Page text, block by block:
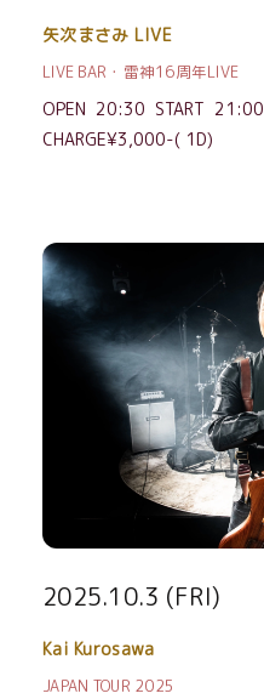
矢次まさみ LIVE
LIVE BAR・雷神16周年LIVE
OPEN 20:30 START 21:00
CHARGE¥3,000-( 1D)
2025.10.3 (FRI)
Kai Kurosawa
JAPAN TOUR 2025